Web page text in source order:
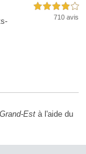
4,0 étoiles sur 5
710 avis
Est à l'aide du